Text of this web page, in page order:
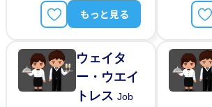
もっと見る
ウェイタ
ー・ウエイ
トレスJob